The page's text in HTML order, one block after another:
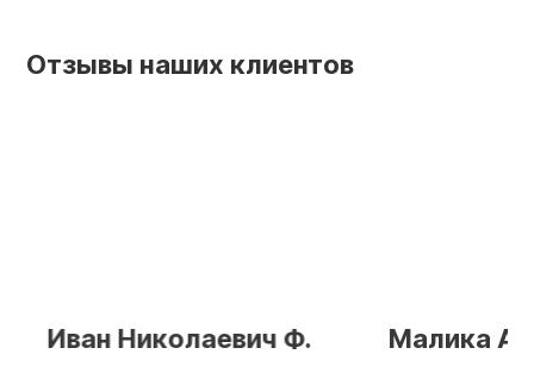
Отзывы наших клиентов
Иван Николаевич Ф. Малика